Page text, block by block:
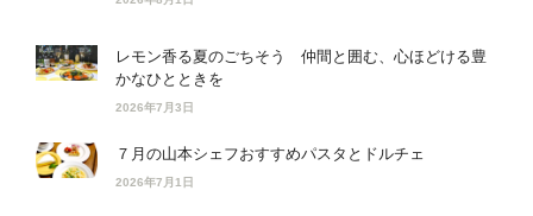
レモン香る夏のごちそう 仲間と囲む、心ほどける豊
かなひとときを
2026年7月3日
７月の山本シェフおすすめパスタとドルチェ
2026年7月1日